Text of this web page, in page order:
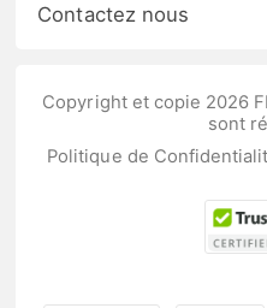
Contactez nous
Copyright et copie 2026
sont
Politique de